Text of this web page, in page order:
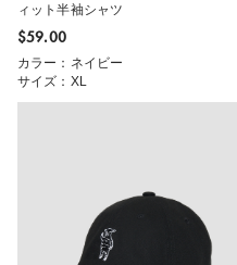
ィット半袖シャツ
$‌59.00
カラー：ネイビー
サイズ：XL